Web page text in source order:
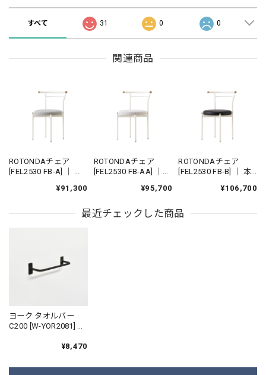
すべて 31 0 0
関連商品
ROTONDAチェア
[FEL2530 FB-A] ｜ ダ
ッキングチェア アイ
産家具
¥91,300
ROTONDAチェア
[FEL2530 FB-AA] ｜
グチェア スタッキン
ェア 鉄家具 国産家具
¥95,700
ROTONDAチェア
[FEL2530 FB-B] ｜ 本
チェア スタッキング
ア 鉄家具 国産家具
¥106,700
最近チェックした商品
ヨーク タオルバー
C200 [W-YOR2081] ｜
ル掛け アイアンバー
ルフック リフォーム
¥8,470